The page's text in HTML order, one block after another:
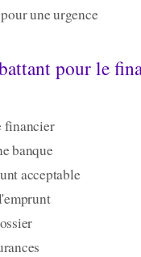
une urgence
pour le
financier
banque
acceptable